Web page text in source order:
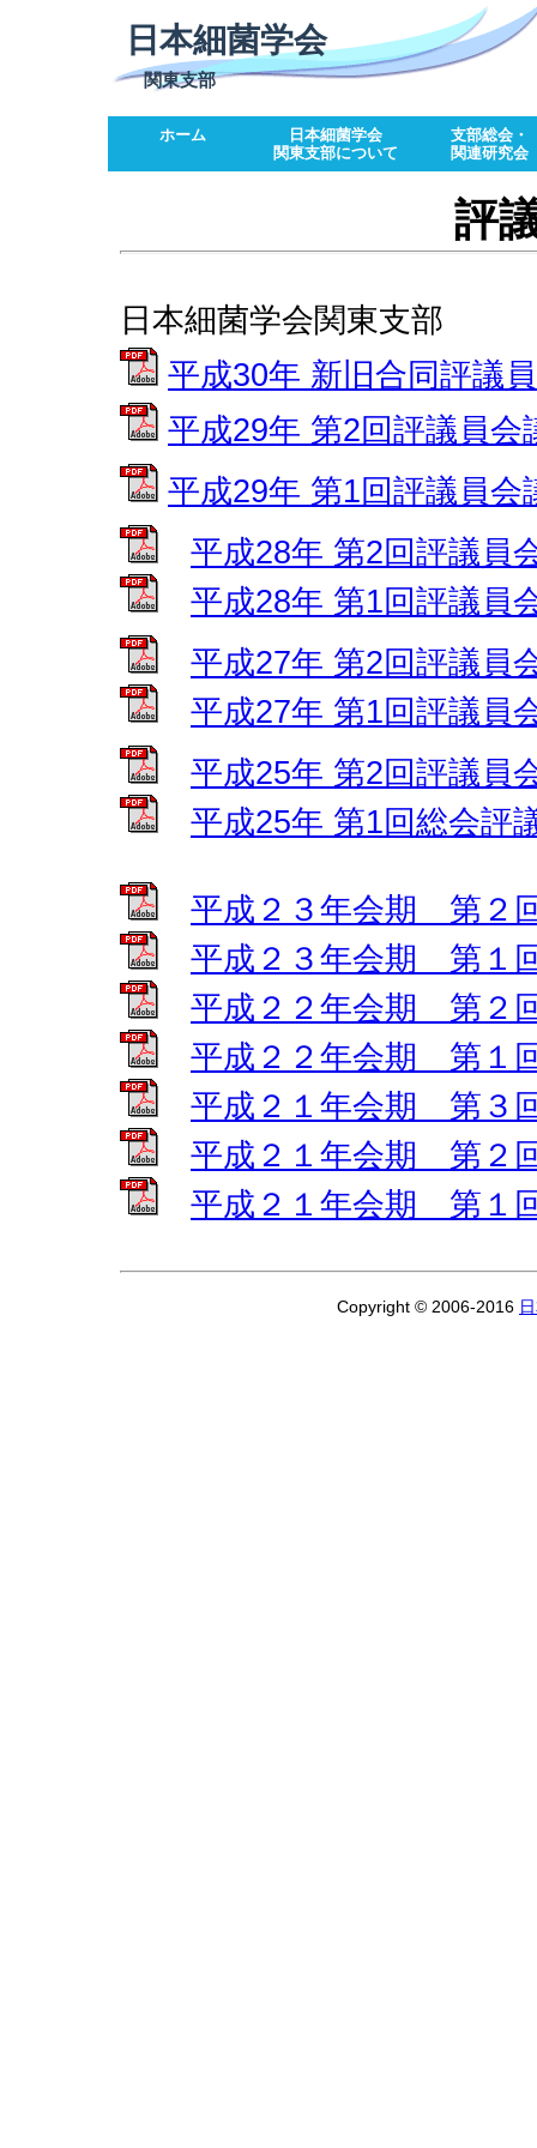
日本細菌学会
関東支部
ホーム
日本細菌学会
関東支部について
支部総会・
関連研究会
評
日本細菌学会関東支部
平成30年 新旧合同評議
平成29年 第2回評議員会
平成29年 第1回評議員会
平成28年 第2回評議員
平成28年 第1回評議員
平成27年 第2回評議員
平成27年 第1回評議員
平成25年 第2回評議員
平成25年 第1回総会評
平成２３年会期 第２
平成２３年会期 第１
平成２２年会期 第２
平成２２年会期 第１
平成２１年会期 第３
平成２１年会期 第２
平成２１年会期 第１
Copyright © 2006-2016